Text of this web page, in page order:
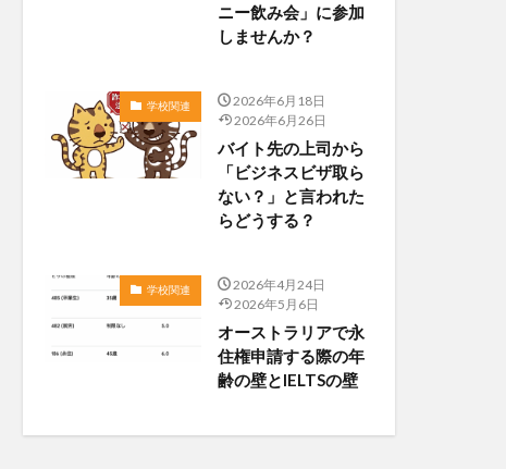
ニー飲み会」に参加
しませんか？
学校関連
2026年6月18日
2026年6月26日
バイト先の上司から
「ビジネスビザ取ら
ない？」と言われた
らどうする？
学校関連
2026年4月24日
2026年5月6日
オーストラリアで永
住権申請する際の年
齢の壁とIELTSの壁